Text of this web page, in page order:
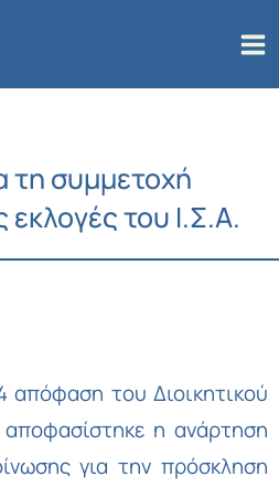
τη συμμετοχή
εκλογές του Ι.Σ.Α.
του Διοικητικού
η ανάρτηση
για την πρόσκληση